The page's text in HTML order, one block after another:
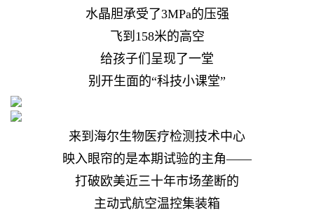
水晶胆承受了3MPa的压强
飞到158米的高空
给孩子们呈现了一堂
别开生面的“科技小课堂”
来到海尔生物医疗检测技术中心
映入眼帘的是本期试验的主角——
打破欧美近三十年市场垄断的
主动式航空温控集装箱